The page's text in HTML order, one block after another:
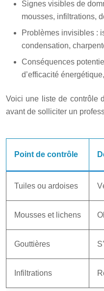
Signes visibles de
mousses, infiltrations,
Problèmes invisibles :
condensation,
Conséquences
d’efficacité
Voici une liste de contrôle
avant de solliciter un
Point de contrôle
Tuiles ou ardoises
Mousses et lichens
Gouttières
Infiltrations